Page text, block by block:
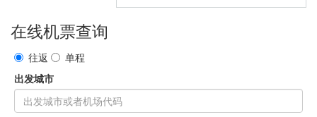
在线机票查询
往返
单程
出发城市